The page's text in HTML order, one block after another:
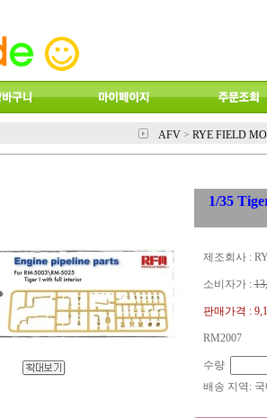
AFV > RYE FIELD
1/35
제조회사 :
소비자가 :
판매가격 :
RM2007
수량
배송 지역 :